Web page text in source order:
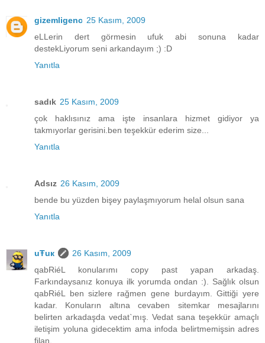
gizemligenc 25 Kasım, 2009
eLLerin dert görmesin ufuk abi sonuna kadar
destekLiyorum seni arkandayım ;) :D
Yanıtla
sadık 25 Kasım, 2009
çok haklısınız ama işte insanlara hizmet gidiyor ya
takmıyorlar gerisini.ben teşekkür ederim size...
Yanıtla
Adsız 26 Kasım, 2009
bende bu yüzden bişey paylaşmıyorum helal olsun sana
Yanıtla
uŦuк
26 Kasım, 2009
qabRiéL konularımı copy past yapan arkadaş.
Farkındaysanız konuya ilk yorumda ondan :). Sağlık olsun
qabRiéL ben sizlere rağmen gene burdayım. Gittiği yere
kadar. Konuların altına cevaben sitemkar mesajlarını
belirten arkadaşda vedat`mış. Vedat sana teşekkür amaçlı
iletişim yoluna gidecektim ama infoda belirtmemişsin adres
filan.